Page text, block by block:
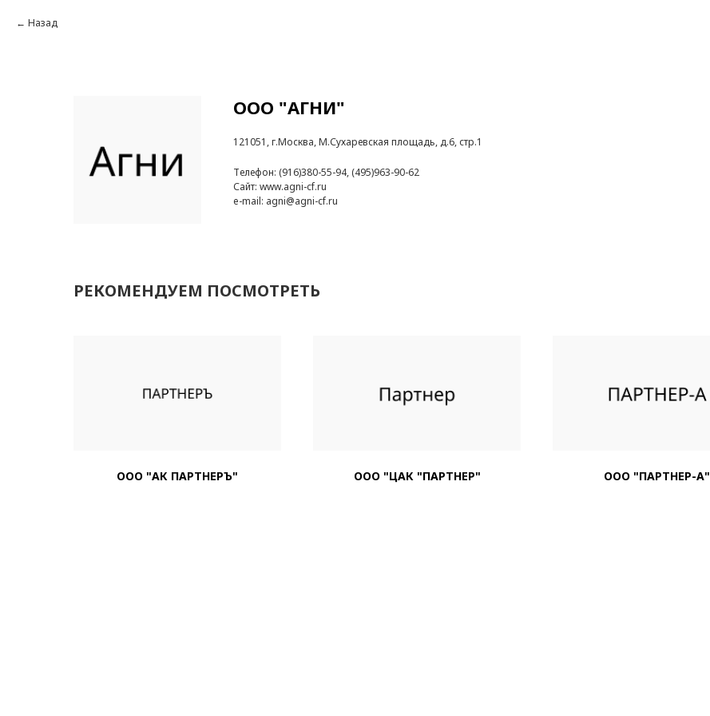
Назад
ООО "АГНИ"
121051, г.Москва, М.Сухаревская площадь, д.6, стр.1
Телефон: (916)380-55-94, (495)963-90-62
Сайт: www.agni-cf.ru
e-mail: agni@agni-cf.ru
РЕКОМЕНДУЕМ ПОСМОТРЕТЬ
ООО "АК ПАРТНЕРЪ" ООО "ЦАК "ПАРТНЕР" ООО "ПАРТНЕР-А"